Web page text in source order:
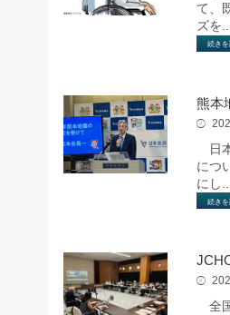
て、
ズを...
続き
熊本
日
につ
にし...
続き
全